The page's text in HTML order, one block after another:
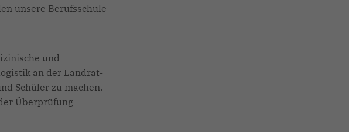
unsere Berufsschule
und
an der Landrat-
Schüler zu machen.
Überprüfung